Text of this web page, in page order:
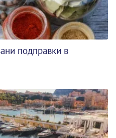
подправки в